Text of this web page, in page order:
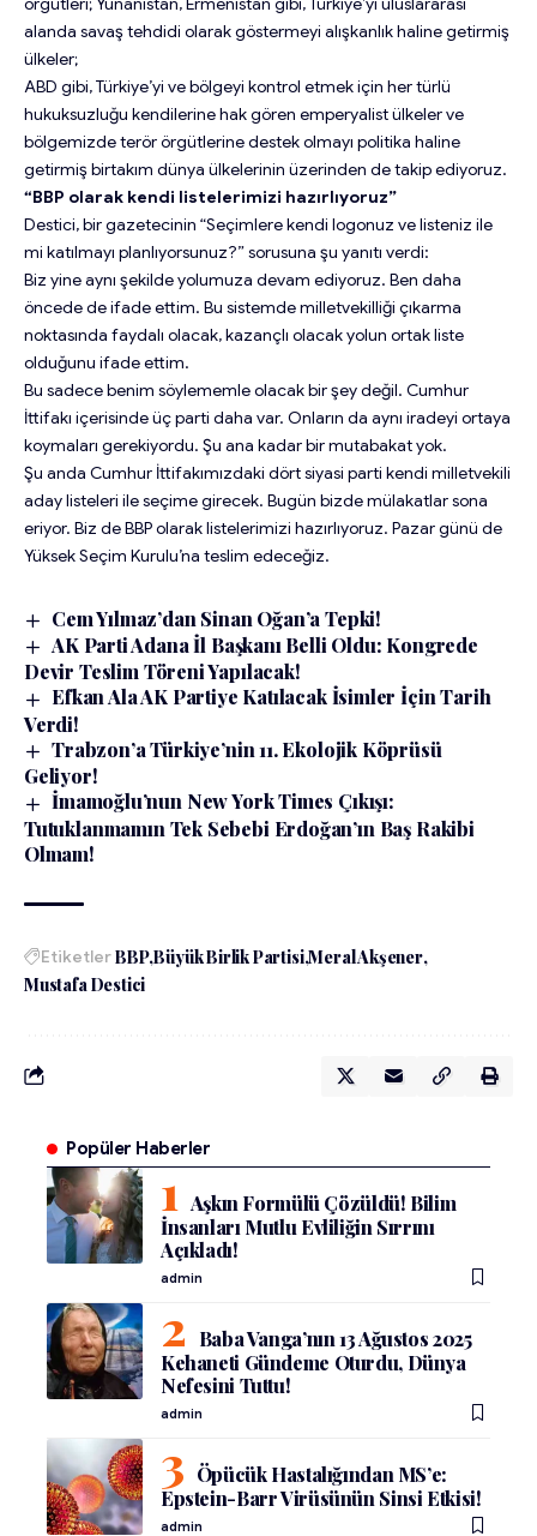
alanda savaş tehdidi olarak göstermeyi alışkanlık haline getirmiş
ülkeler;
ABD gibi, Türkiye’yi ve bölgeyi kontrol etmek için her türlü
hukuksuzluğu kendilerine hak gören emperyalist ülkeler ve
bölgemizde terör örgütlerine destek olmayı politika haline
getirmiş birtakım dünya ülkelerinin üzerinden de takip ediyoruz.
“BBP olarak kendi listelerimizi hazırlıyoruz”
Destici, bir gazetecinin “Seçimlere kendi logonuz ve listeniz ile
mi katılmayı planlıyorsunuz?” sorusuna şu yanıtı verdi:
Biz yine aynı şekilde yolumuza devam ediyoruz. Ben daha
öncede de ifade ettim. Bu sistemde milletvekilliği çıkarma
noktasında faydalı olacak, kazançlı olacak yolun ortak liste
olduğunu ifade ettim.
Bu sadece benim söylememle olacak bir şey değil. Cumhur
İttifakı içerisinde üç parti daha var. Onların da aynı iradeyi ortaya
koymaları gerekiyordu. Şu ana kadar bir mutabakat yok.
Şu anda Cumhur İttifakımızdaki dört siyasi parti kendi milletvekili
aday listeleri ile seçime girecek. Bugün bizde mülakatlar sona
eriyor. Biz de BBP olarak listelerimizi hazırlıyoruz. Pazar günü de
Yüksek Seçim Kurulu’na teslim edeceğiz.
Cem Yılmaz’dan Sinan Oğan’a Tepki!
AK Parti Adana İl Başkanı Belli Oldu: Kongrede
Devir Teslim Töreni Yapılacak!
Efkan Ala AK Partiye Katılacak İsimler İçin Tarih
Verdi!
Trabzon’a Türkiye’nin 11. Ekolojik Köprüsü
Geliyor!
İmamoğlu’nun New York Times Çıkışı:
Tutuklanmamın Tek Sebebi Erdoğan’ın Baş Rakibi
Olmam!
EtiketlerBBP Büyük Birlik Partisi Meral Akşener
Mustafa Destici
Popüler Haberler
Aşkın Formülü Çözüldü! Bilim
İnsanları Mutlu Evliliğin Sırrını
Açıkladı!
admin
Baba Vanga’nın 13 Ağustos 2025
Kehaneti Gündeme Oturdu, Dünya
Nefesini Tuttu!
admin
Öpücük Hastalığından MS’e:
Epstein-Barr Virüsünün Sinsi Etkisi!
admin